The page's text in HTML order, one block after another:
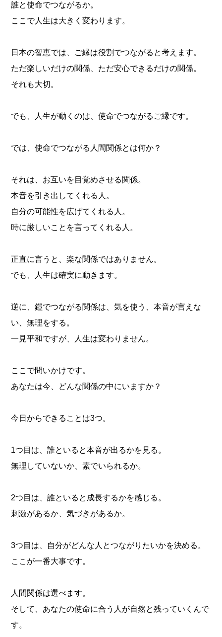
誰と使命でつながるか。
ここで人生は大きく変わります。
日本の智恵では、ご縁は役割でつながると考えます。
ただ楽しいだけの関係、ただ安心できるだけの関係。
それも大切。
でも、人生が動くのは、使命でつながるご縁です。
では、使命でつながる人間関係とは何か？
それは、お互いを目覚めさせる関係。
本音を引き出してくれる人。
自分の可能性を広げてくれる人。
時に厳しいことを言ってくれる人。
正直に言うと、楽な関係ではありません。
でも、人生は確実に動きます。
逆に、鎧でつながる関係は、気を使う、本音が言えな
い、無理をする。
一見平和ですが、人生は変わりません。
ここで問いかけです。
あなたは今、どんな関係の中にいますか？
今日からできることは3つ。
1つ目は、誰といると本音が出るかを見る。
無理していないか、素でいられるか。
2つ目は、誰といると成長するかを感じる。
刺激があるか、気づきがあるか。
3つ目は、自分がどんな人とつながりたいかを決める。
ここが一番大事です。
人間関係は選べます。
そして、あなたの使命に合う人が自然と残っていくんで
す。